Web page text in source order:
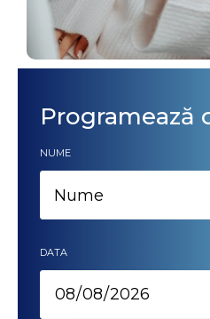
Programează
NUME
DATA